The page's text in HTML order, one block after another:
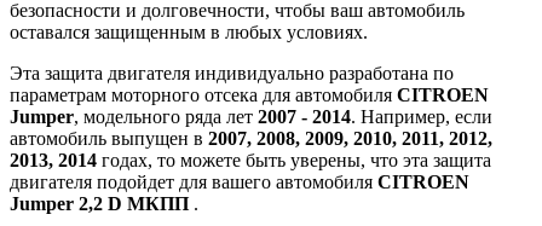
безопасности и долговечности, чтобы ваш автомобиль
оставался защищенным в любых условиях.
Эта защита двигателя индивидуально разработана по
параметрам моторного отсека для автомобиля CITROEN
Jumper, модельного ряда лет 2007 - 2014. Например, если
автомобиль выпущен в 2007, 2008, 2009, 2010, 2011, 2012,
2013, 2014 годах, то можете быть уверены, что эта защита
двигателя подойдет для вашего автомобиля CITROEN
Jumper 2,2 D МКПП .